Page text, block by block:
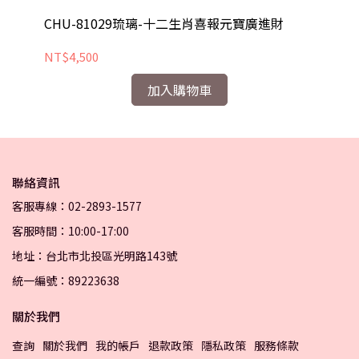
CHU-81029琉璃-十二生肖喜報元寶廣進財
NT$4,500
加入購物車
聯絡資訊
客服專線：02-2893-1577
客服時間：10:00-17:00
地址：台北市北投區光明路143號
統一編號：89223638
關於我們
查詢 關於我們 我的帳戶 退款政策 隱私政策 服務條款